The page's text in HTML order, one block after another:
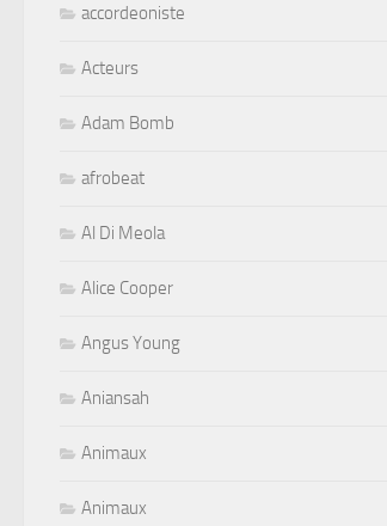
accordeoniste
Acteurs
Adam Bomb
afrobeat
Al Di Meola
Alice Cooper
Angus Young
Aniansah
Animaux
Animaux